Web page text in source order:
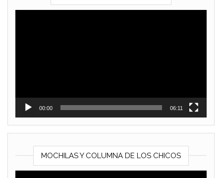
00:00 06:11
MOCHILAS Y COLUMNA DE LOS CHICOS